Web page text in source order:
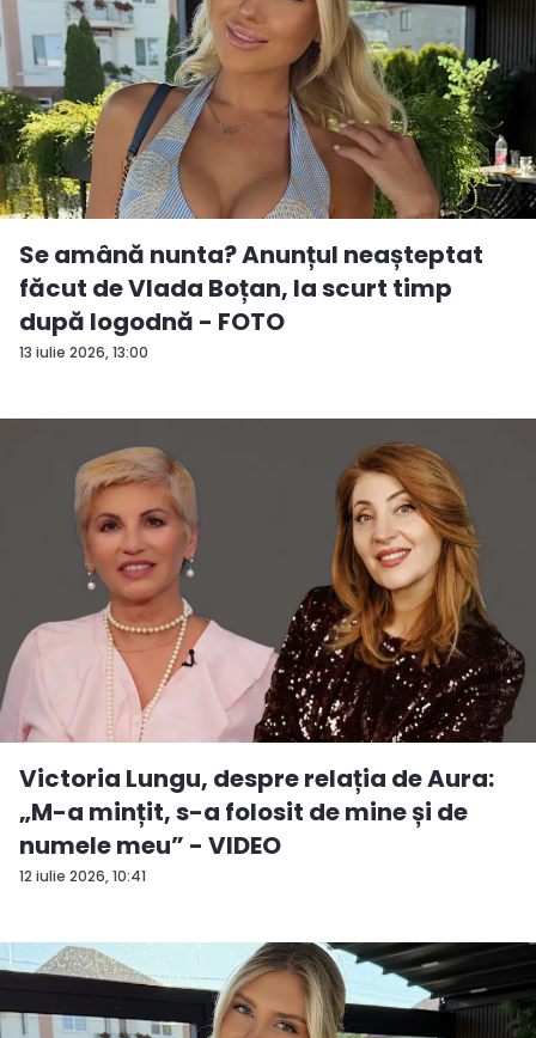
13 iulie 2026, 13:00
Se amână nunta? Anunțul neașteptat
făcut de Vlada Boțan, la scurt timp
după logodnă - FOTO
12 iulie 2026, 10:41
Victoria Lungu, despre relația de Aura:
„M-a mințit, s-a folosit de mine și de
numele meu” - VIDEO